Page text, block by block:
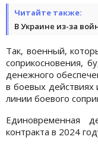
Читайте также:
В Украине из-за
Так, военный,
соприкосновения,
денежного
в боевых
линии боевого
Единовременная
контракта в 2024